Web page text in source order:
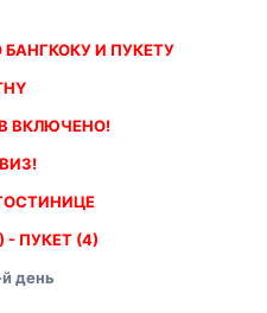
И ПУКЕТУ
ВКЛЮЧЕНО!
- ПУКЕТ (4)
й день